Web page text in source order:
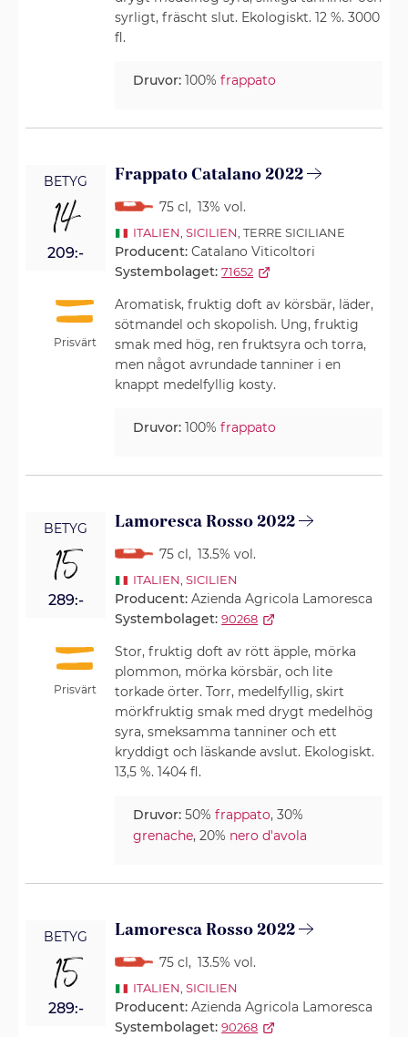
syrligt, fräscht slut. Ekologiskt. 12 %. 3000
fl.
Druvor: 100%frappato
BETYG
14
209:-
Prisvärt
Frappato Catalano 2022
75 cl, 13% vol.
ITALIEN SICILIEN , TERRE SICILIANE
Producent:Catalano Viticoltori
Systembolaget: 71652
Aromatisk, fruktig doft av körsbär, läder,
sötmandel och skopolish. Ung, fruktig
smak med hög, ren fruktsyra och torra,
men något avrundade tanniner i en
knappt medelfyllig kosty.
Druvor: 100%frappato
BETYG
15
289:-
Prisvärt
Lamoresca Rosso 2022
75 cl, 13.5% vol.
ITALIEN SICILIEN
Producent:Azienda Agricola Lamoresca
Systembolaget: 90268
Stor, fruktig doft av rött äpple, mörka
plommon, mörka körsbär, och lite
torkade örter. Torr, medelfyllig, skirt
mörkfruktig smak med drygt medelhög
syra, smeksamma tanniner och ett
kryddigt och läskande avslut. Ekologiskt.
13,5 %. 1404 fl.
Druvor: 50%frappato, 30%
grenache, 20% nero d'avola
BETYG
15
289:-
Lamoresca Rosso 2022
75 cl, 13.5% vol.
ITALIEN SICILIEN
Producent:Azienda Agricola Lamoresca
Systembolaget: 90268